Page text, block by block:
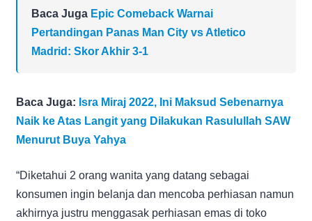
Baca Juga Epic Comeback Warnai
Pertandingan Panas Man City vs Atletico
Madrid: Skor Akhir 3-1
Baca Juga: Isra Miraj 2022, Ini Maksud Sebenarnya
Naik ke Atas Langit yang Dilakukan Rasulullah SAW
Menurut Buya Yahya
“Diketahui 2 orang wanita yang datang sebagai
konsumen ingin belanja dan mencoba perhiasan namun
akhirnya justru menggasak perhiasan emas di toko